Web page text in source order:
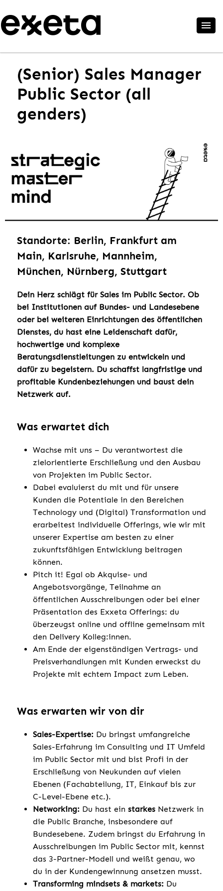
(Senior) Sales Manager
Public Sector (all
genders)
Standorte: Berlin, Frankfurt am
Main, Karlsruhe, Mannheim,
München, Nürnberg, Stuttgart
Dein Herz schlägt für Sales im Public Sector. Ob
bei Institutionen auf Bundes- und Landesebene
oder bei weiteren Einrichtungen des öffentlichen
Dienstes, du hast eine Leidenschaft dafür,
hochwertige und komplexe
Beratungsdienstleitungen zu entwickeln und
dafür zu begeistern. Du schaffst langfristige und
profitable Kundenbeziehungen und baust dein
Netzwerk auf.
Was erwartet dich
Wachse mit uns – Du verantwortest die
zielorientierte Erschließung und den Ausbau
von Projekten im Public Sector.
Dabei evaluierst du mit und für unsere
Kunden die Potentiale in den Bereichen
Technology und (Digital) Transformation und
erarbeitest individuelle Offerings, wie wir mit
unserer Expertise am besten zu einer
zukunftsfähigen Entwicklung beitragen
können.
Pitch it! Egal ob Akquise- und
Angebotsvorgänge, Teilnahme an
öffentlichen Ausschreibungen oder bei einer
Präsentation des Exxeta Offerings: du
überzeugst online und offline gemeinsam mit
den Delivery Kolleg:innen.
Am Ende der eigenständigen Vertrags- und
Preisverhandlungen mit Kunden erweckst du
Projekte mit echtem Impact zum Leben.
Was erwarten wir von dir
Sales-Expertise: Du bringst umfangreiche
Sales-Erfahrung im Consulting und IT Umfeld
im Public Sector mit und bist Profi in der
Erschließung von Neukunden auf vielen
Ebenen (Fachabteilung, IT, Einkauf bis zur
C-Level-Ebene etc.).
Networking: Du hast ein starkes Netzwerk in
die Public Branche, insbesondere auf
Bundesebene. Zudem bringst du Erfahrung in
Ausschreibungen im Public Sector mit, kennst
das 3-Partner-Modell und weißt genau, wo
du in der Kundengewinnung ansetzen musst.
Transforming mindsets & markets: Du